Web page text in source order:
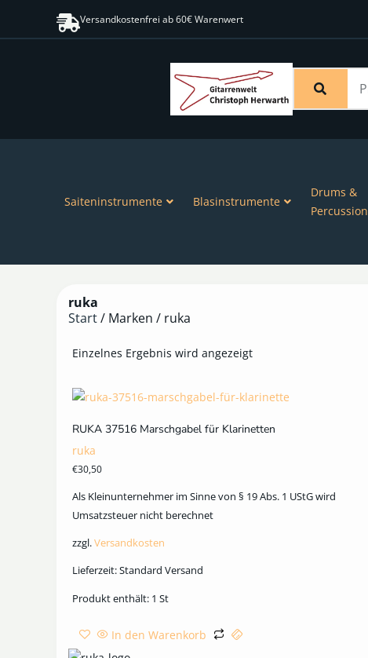
Versandkostenfrei ab 60€ Warenwert
Saiteninstrumente Blasinstrumente
Drums &
Percussion
ruka
Start/ Marken / ruka
Einzelnes Ergebnis wird angezeigt
RUKA 37516 Marschgabel für Klarinetten
ruka
€30,50
Als Kleinunternehmer im Sinne von § 19 Abs. 1 UStG wird
Umsatzsteuer nicht berechnet
zzgl.Versandkosten
Lieferzeit:Standard Versand
Produkt enthält: 1 St
In den Warenkorb